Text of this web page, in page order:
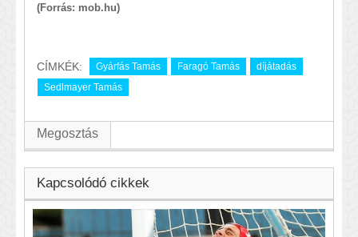
(Forrás: mob.hu)
CÍMKÉK: Gyárfás Tamás Faragó Tamás
díjátadás
Sedlmayer Tamás
Megosztás
Kapcsolódó cikkek